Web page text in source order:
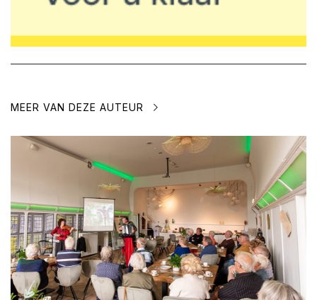
MEER VAN DEZE AUTEUR